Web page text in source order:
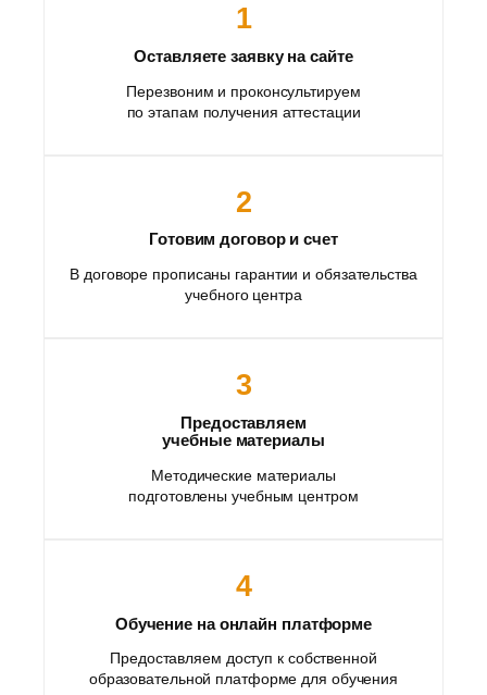
1
Оставляете заявку на сайте
Перезвоним и проконсультируем
по этапам получения аттестации
2
Готовим договор и счет
В договоре прописаны гарантии и обязательства
учебного центра
3
Предоставляем
учебные материалы
Методические материалы
подготовлены учебным центром
4
Обучение на онлайн платформе
Предоставляем доступ к собственной
образовательной платформе для обучения